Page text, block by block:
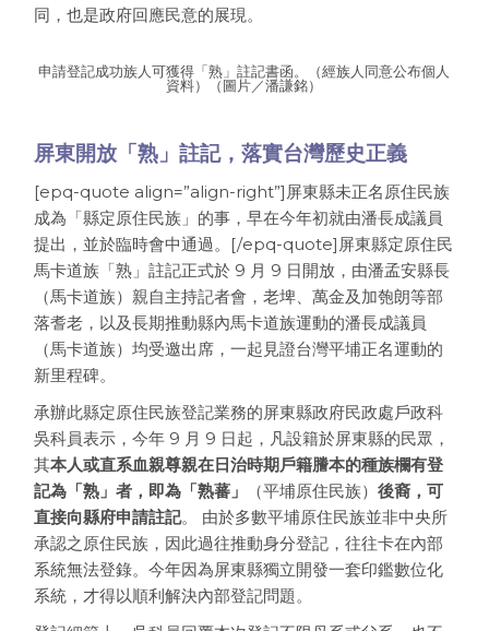
同，也是政府回應民意的展現。
申請登記成功族人可獲得「熟」註記書函。（經族人同意公布個人
資料）（圖片／潘謙銘）
屏東開放「熟」註記，落實台灣歷史正義
[epq-quote align=”align-right”]屏東縣未正名原住民族
成為「縣定原住民族」的事，早在今年初就由潘長成議員
提出，並於臨時會中通過。[/epq-quote]屏東縣定原住民
馬卡道族「熟」註記正式於 9 月 9 日開放，由潘孟安縣長
（馬卡道族）親自主持記者會，老埤、萬金及加匏朗等部
落耆老，以及長期推動縣內馬卡道族運動的潘長成議員
（馬卡道族）均受邀出席，一起見證台灣平埔正名運動的
新里程碑。
承辦此縣定原住民族登記業務的屏東縣政府民政處戶政科
吳科員表示，今年 9 月 9 日起，凡設籍於屏東縣的民眾，
其本人或直系血親尊親在日治時期戶籍謄本的種族欄有登
記為「熟」者，即為「熟蕃」
（平埔原住民族）後裔，可
直接向縣府申請註記。 由於多數平埔原住民族並非中央所
承認之原住民族，因此過往推動身分登記，往往卡在內部
系統無法登錄。今年因為屏東縣獨立開發一套印鑑數位化
系統，才得以順利解決內部登記問題。